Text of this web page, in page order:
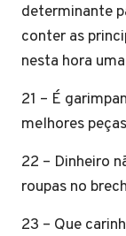
determinante
conter as
nesta hora
21 – É
melhores
22 – Dinheiro
roupas no
23 – Que